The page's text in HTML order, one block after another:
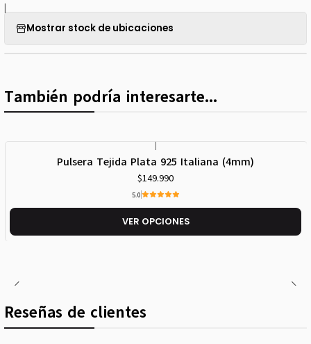
|
Mostrar stock de ubicaciones
También podría interesarte...
Pulsera Tejida Plata 925 Italiana (4mm)
$149.990
5.0
VER OPCIONES
Reseñas de clientes